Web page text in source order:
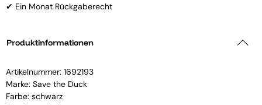
✔ Ein Monat Rückgaberecht
Produktinformationen
Artikelnummer: 1692193
Marke: Save the Duck
Farbe: schwarz